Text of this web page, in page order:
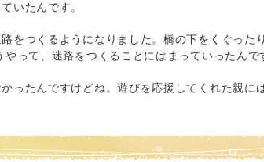
いたんです。
をつくるようになりました。橋の下をくぐったり
って、迷路をつくることにはまっていったんで
ったんですけどね。遊びを応援してくれた親には